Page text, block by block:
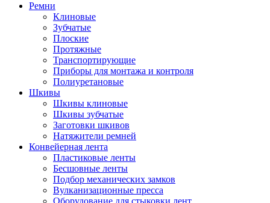
Ремни
Клиновые
Зубчатые
Плоские
Протяжные
Транспортирующие
Приборы для монтажа и контроля
Полиуретановые
Шкивы
Шкивы клиновые
Шкивы зубчатые
Заготовки шкивов
Натяжители ремней
Конвейерная лента
Пластиковые ленты
Бесшовные ленты
Подбор механических замков
Вулканизационные пресса
Оборудование для стыковки лент